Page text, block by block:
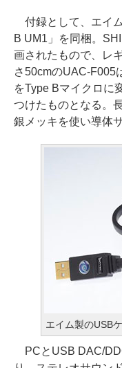
付録として、エイ
B UM1」を同梱。
画されたもので、レ
さ50cmのUAC-F005
をType Bマイクロに
つけたものとなる。
銀メッキを使い導体
エイム製のUSB
PCとUSB DAC/